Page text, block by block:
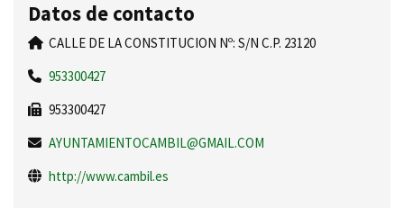
Datos de contacto
CALLE DE LA CONSTITUCION Nº: S/N C.P. 23120
953300427
953300427
AYUNTAMIENTOCAMBIL@GMAIL.COM
http://www.cambil.es